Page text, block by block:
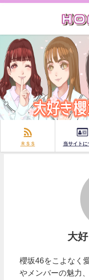
ＲＳＳ 当サイトに
大
櫻坂46をこよなく
やメンバーの魅力